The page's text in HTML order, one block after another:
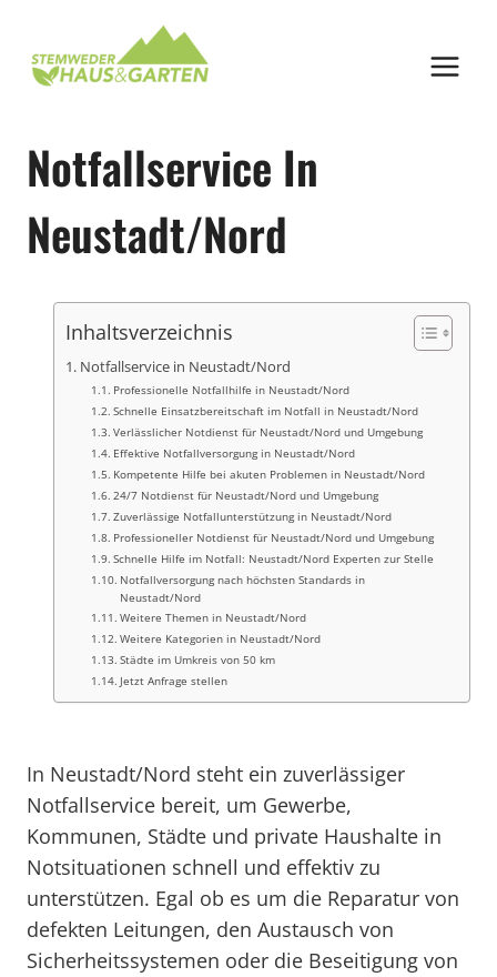
springen
Notfallservice In
Neustadt/Nord
Inhaltsverzeichnis
Notfallservice in Neustadt/Nord
Professionelle Notfallhilfe in Neustadt/Nord
Schnelle Einsatzbereitschaft im Notfall in Neustadt/Nord
Verlässlicher Notdienst für Neustadt/Nord und Umgebung
Effektive Notfallversorgung in Neustadt/Nord
Kompetente Hilfe bei akuten Problemen in Neustadt/Nord
24/7 Notdienst für Neustadt/Nord und Umgebung
Zuverlässige Notfallunterstützung in Neustadt/Nord
Professioneller Notdienst für Neustadt/Nord und Umgebung
Schnelle Hilfe im Notfall: Neustadt/Nord Experten zur Stelle
Notfallversorgung nach höchsten Standards in
Neustadt/Nord
Weitere Themen in Neustadt/Nord
Weitere Kategorien in Neustadt/Nord
Städte im Umkreis von 50 km
Jetzt Anfrage stellen
In Neustadt/Nord steht ein zuverlässiger
Notfallservice bereit, um Gewerbe,
Kommunen, Städte und private Haushalte in
Notsituationen schnell und effektiv zu
unterstützen. Egal ob es um die Reparatur von
defekten Leitungen, den Austausch von
Sicherheitssystemen oder die Beseitigung von